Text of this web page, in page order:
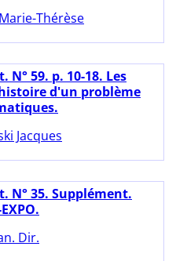
Thérèse
N° 59. p. 10-18. Les
d'un problème
Jacques
N° 35. Supplément.
Dir.